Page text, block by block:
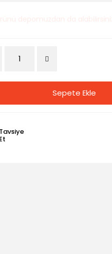
Sepete Ekle
Tavsiye
Et